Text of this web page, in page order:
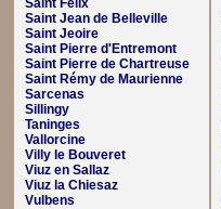
Saint Félix
Saint Jean de Belleville
Saint Jeoire
Saint Pierre d'Entremont
Saint Pierre de Chartreuse
Saint Rémy de Maurienne
Sarcenas
Sillingy
Taninges
Vallorcine
Villy le Bouveret
Viuz en Sallaz
Viuz la Chiesaz
Vulbens